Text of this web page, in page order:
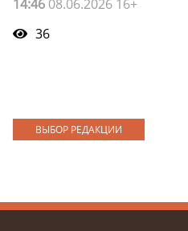
14:46 08.06.2026 16+
36
ВЫБОР РЕДАКЦИИ